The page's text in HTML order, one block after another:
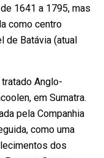
1641 a 1795, mas
como centro
de Batávia (atual
Anglo-
em Sumatra.
pela Companhia
como uma
dos